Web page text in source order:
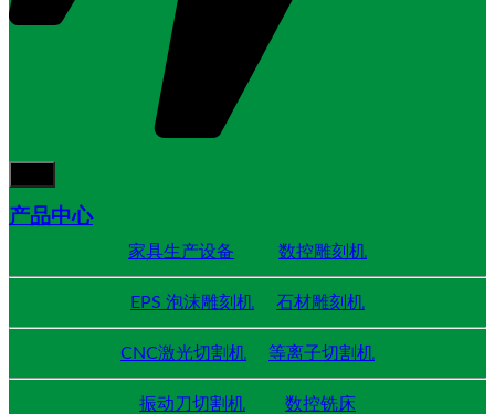
产品中心
家具生产设备 数控雕刻机
EPS 泡沫雕刻机 石材雕刻机
CNC激光切割机 等离子切割机
振动刀切割机 数控铣床